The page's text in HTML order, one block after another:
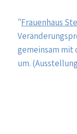
"Frauenhaus
gemeinsam mit
um.